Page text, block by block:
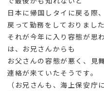
日本に帰国しタイに戻る際
戻って勤務をしておりました
それが今年に入り容態が思
は、お兄さんからも
お父さんの容態が悪く、見
連絡が来ていたそうです。
（お兄さんも、海上保安庁